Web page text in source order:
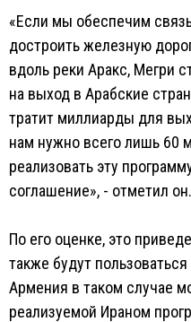
«Если мы обеспечим
достроить железную
вдоль реки Аракс, Мегри
на выход в Арабские
тратит миллиарды для
нам нужно всего лишь 60
реализовать эту
соглашение», - отметил он.
По его оценке, это
также будут
Армения в таком случае
реализуемой Ираном